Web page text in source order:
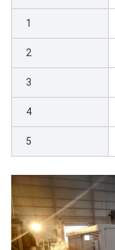
1
2
3
4
5